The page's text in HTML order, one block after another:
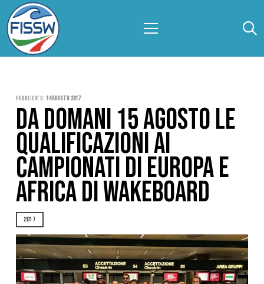
Pubblicato: 14 Agosto 2017
DA DOMANI 15 AGOSTO LE
QUALIFICAZIONI AI
CAMPIONATI DI EUROPA E
AFRICA DI WAKEBOARD
2017